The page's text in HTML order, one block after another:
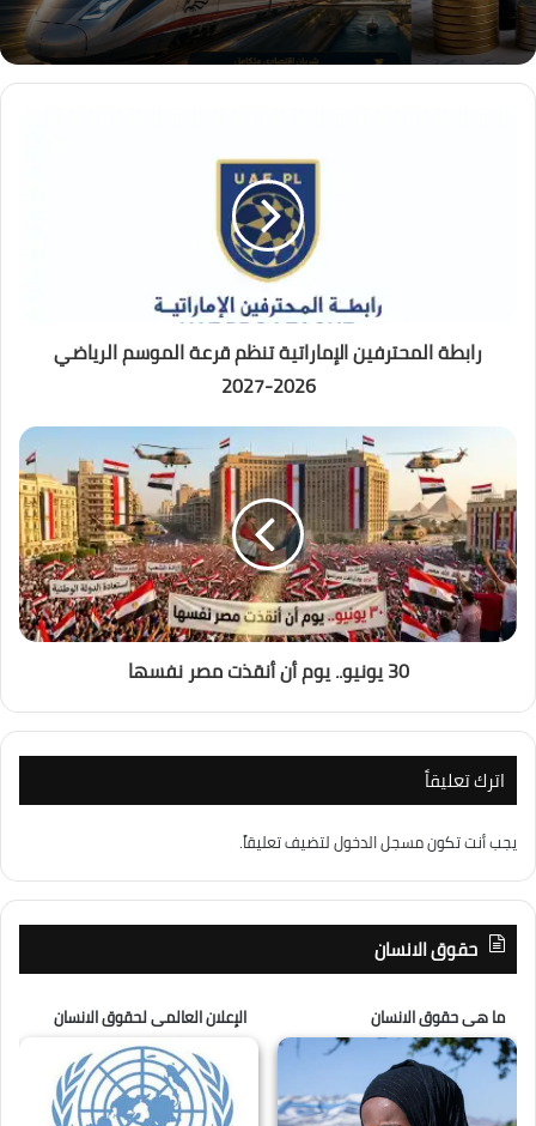
رابطة المحترفين الإماراتية تنظم قرعة الموسم الرياضي
2026-2027
30 يونيو.. يوم أن أنقذت مصر نفسها
اترك تعليقاً
يجب أنت تكونمسجل الدخوللتضيف تعليقاً.
حقوق الانسان
ما هى حقوق الانسان الإعلان العالمى لحقوق الانسان